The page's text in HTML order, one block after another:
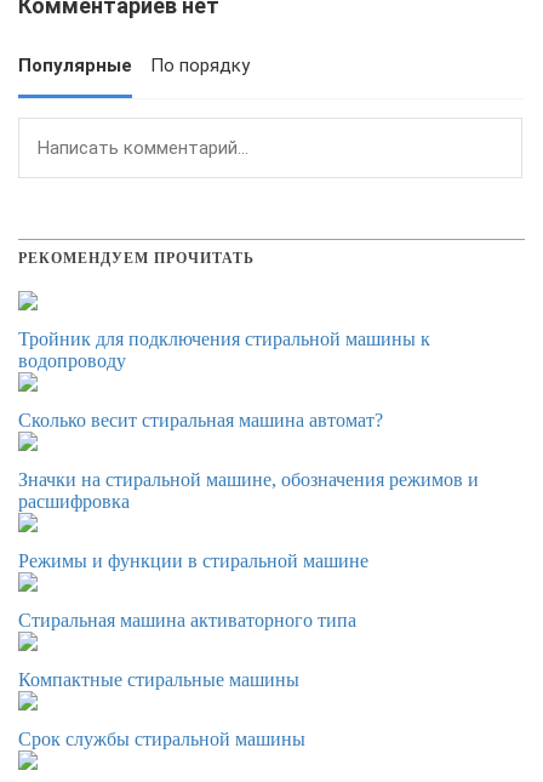
Популярные По порядку
РЕКОМЕНДУЕМ ПРОЧИТАТЬ
Тройник для подключения стиральной машины к
водопроводу
Сколько весит стиральная машина автомат?
Значки на стиральной машине, обозначения режимов и
расшифровка
Режимы и функции в стиральной машине
Стиральная машина активаторного типа
Компактные стиральные машины
Срок службы стиральной машины